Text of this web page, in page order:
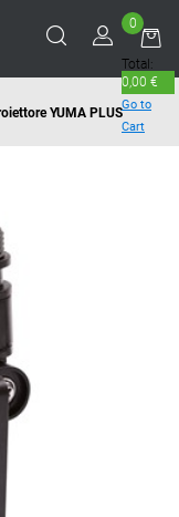
0
Total:
0,00 €
Go to
Cart
YUMA PLUS